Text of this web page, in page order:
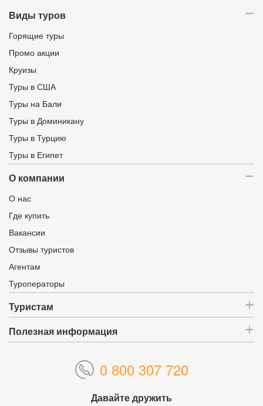
Виды туров
Горящие туры
Промо акции
Круизы
Туры в США
Туры на Бали
Туры в Доминикану
Туры в Турцию
Туры в Египет
О компании
О нас
Где купить
Вакансии
Отзывы туристов
Агентам
Туроператоры
Туристам
Полезная информация
0 800 307 720
Давайте дружить